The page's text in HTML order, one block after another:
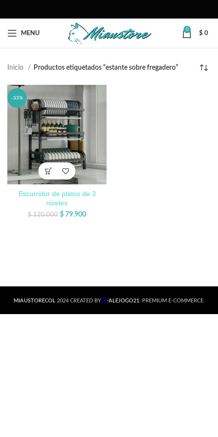
MENU
0
$ 0
Inicio Productos etiquetados “estante sobre fregadero”
-33%
Escurridor de platos de 3
niveles
$120.000 $ 79.900
MIAUSTORECOL 2024 CREATED BY X-ALEJOGO21 . PREMIUM E-COMMERCE.